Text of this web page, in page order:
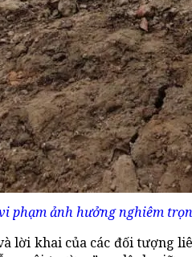
phạm ảnh hưởng nghiêm
lời khai của các đối tượng